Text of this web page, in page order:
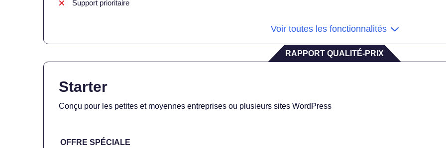
Support prioritaire
Voir toutes les fonctionnalités
RAPPORT QUALITÉ-PRIX
Starter
Conçu pour les petites et moyennes entreprises ou plusieurs sites WordPress
OFFRE SPÉCIALE